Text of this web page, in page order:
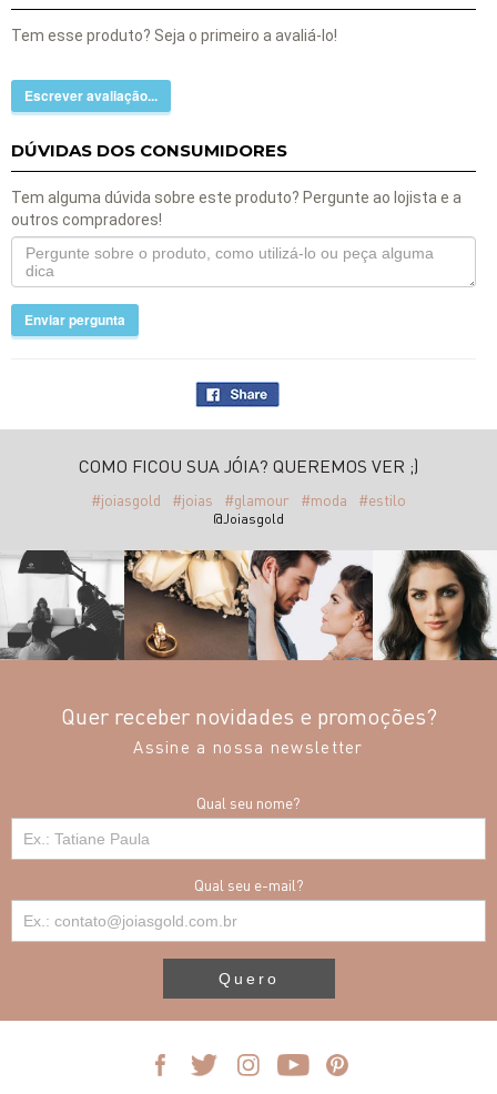
Tem esse produto? Seja o primeiro a avaliá-lo!
Escrever avaliação...
DÚVIDAS DOS CONSUMIDORES
Tem alguma dúvida sobre este produto? Pergunte ao lojista e a
outros compradores!
Enviar pergunta
COMO FICOU SUA JÓIA? QUEREMOS VER ;)
#joiasgold #joias #glamour #moda #estilo
@Joiasgold
Quer receber novidades e promoções?
Assine a nossa newsletter
Qual seu nome?
Qual seu e-mail?
Quero